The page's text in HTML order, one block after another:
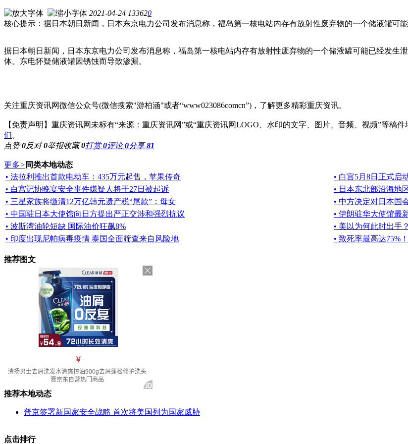
2021-04-24 133620
核心提示：据日本朝日新闻，日本东京电力公司发布消息称，福岛第一核电站内存有放射性废弃物的一个储液罐可
据日本朝日新闻，日本东京电力公司发布消息称，福岛第一核电站内存有放射性废弃物的一个储液罐可能已经发生
体。东电怀疑储液罐因锈蚀而导致渗漏。
关注重庆资讯网微信公众号(微信搜索"游柏涵"或者“www023086comcn”)，了解更多精彩重庆资讯。
【免责声明】重庆资讯网未标有“来源：重庆资讯网”或“重庆资讯网LOGO、水印的文字、图片、音频、视频”等稿
们。
点赞0反对0举报收藏0打赏0评论0分享81
更多> 同类本地动态
• 法拉利推出首款电动车：435万元起售，苹果传奇
• 白宫5月8日正式启
• 白宫记协晚宴安全事件嫌疑人将于27日被起诉
• 日本东北部沿海地
• 三星家族将缴清12万亿韩元遗产税“尾款”：母女
• 中方决定对日本国
• 中国驻日本大使馆向日方提出严正交涉和强烈抗议
• 伊朗驻华大使馆最
• 波斯湾油轮短缺 国际油价狂飙8%
• 美以为何此时出手
• 印度出现尼帕病毒疫情 泰国全面筛查来自风险地
• 致死率最高达75%
推荐图文
推荐本地动态
普京签署新国家安全战略 首次将美国列为国家威胁
点击排行